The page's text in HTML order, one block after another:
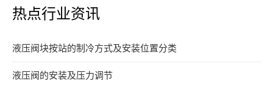
热点行业资讯
液压阀块按站的制冷方式及安装位置分类
液压阀的安装及压力调节